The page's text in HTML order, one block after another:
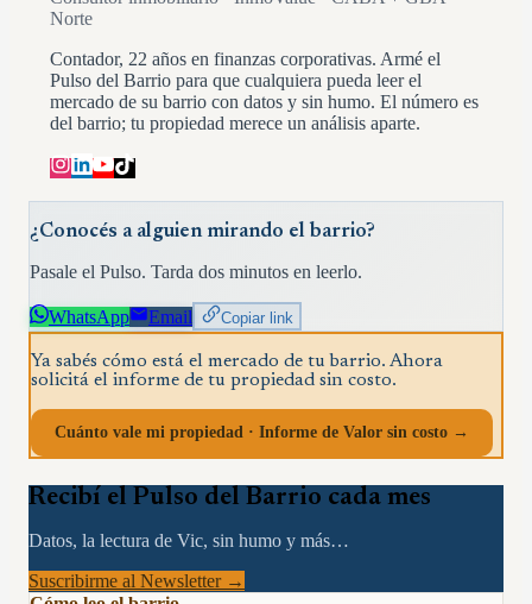
Norte
Contador, 22 años en finanzas corporativas. Armé el
Pulso del Barrio para que cualquiera pueda leer el
mercado de su barrio con datos y sin humo. El número es
del barrio; tu propiedad merece un análisis aparte.
¿Conocés a alguien mirando el barrio?
Pasale el Pulso. Tarda dos minutos en leerlo.
WhatsApp Email Copiar link
Ya sabés cómo está el mercado de tu barrio. Ahora
solicitá el informe de tu propiedad sin costo.
Cuánto vale mi propiedad · Informe de Valor sin costo →
Recibí el Pulso del Barrio cada mes
Datos, la lectura de Vic, sin humo y más…
Suscribirme al Newsletter →